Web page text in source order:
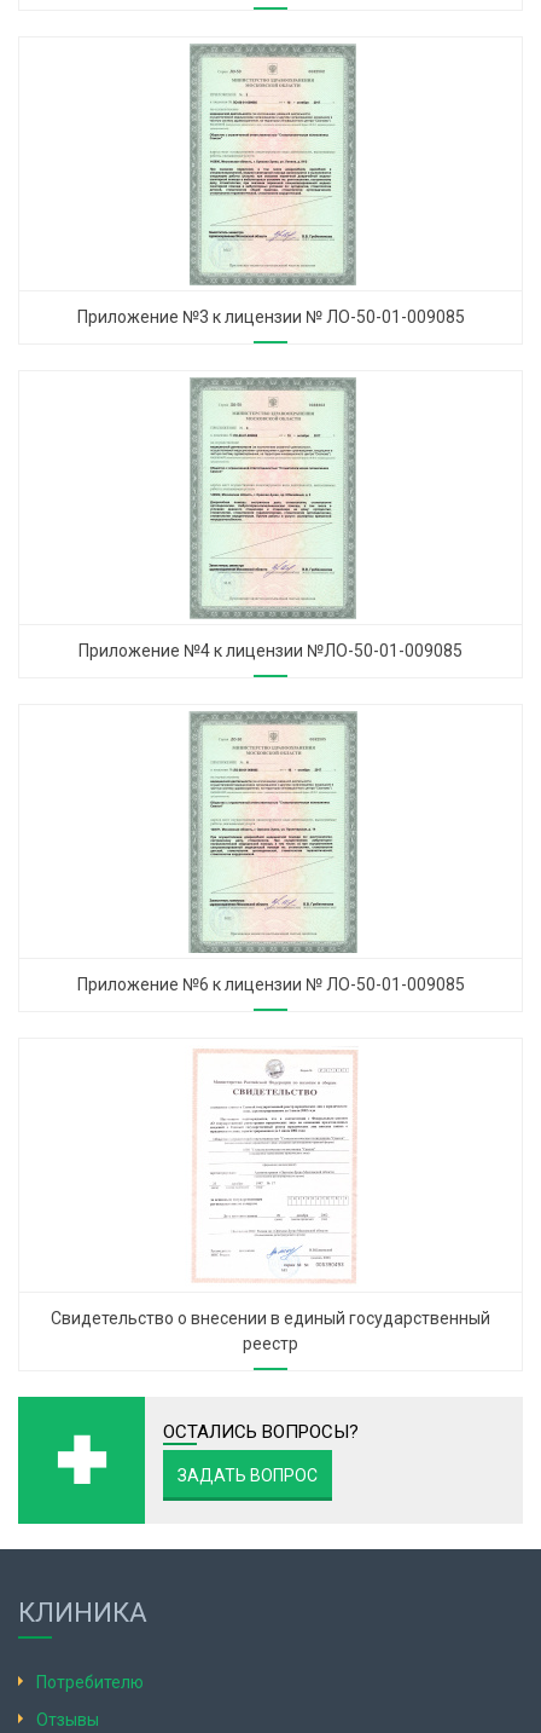
Приложение №3 к лицензии № ЛО-50-01-009085
Приложение №4 к лицензии №ЛО-50-01-009085
Приложение №6 к лицензии № ЛО-50-01-009085
Свидетельство о внесении в единый государственный
реестр
ОСТАЛИСЬ ВОПРОСЫ?
ЗАДАТЬ ВОПРОС
КЛИНИКА
Потребителю
Отзывы